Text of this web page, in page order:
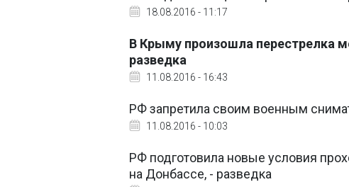
18.08.2016 - 11:17
В Крыму произошла перестрелка
разведка
11.08.2016 - 16:43
РФ запретила своим военным
11.08.2016 - 10:03
РФ подготовила новые условия
на Донбассе, - разведка